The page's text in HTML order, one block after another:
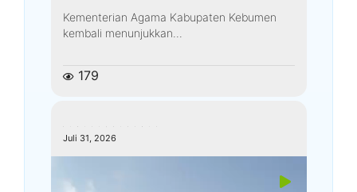
Kementerian Agama Kabupaten Kebumen
kembali menunjukkan...
179
Juli 31, 2026